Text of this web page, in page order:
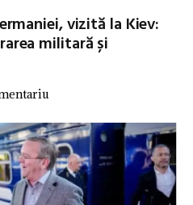
vizită la Kiev:
militară și